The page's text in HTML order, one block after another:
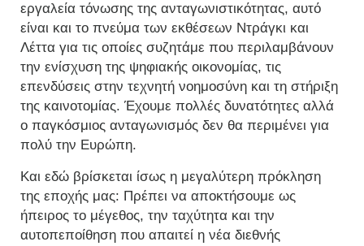
εργαλεία τόνωσης της ανταγωνιστικότητας, αυτό
είναι και το πνεύμα των εκθέσεων Ντράγκι και
Λέττα για τις οποίες συζητάμε που περιλαμβάνουν
την ενίσχυση της ψηφιακής οικονομίας, τις
επενδύσεις στην τεχνητή νοημοσύνη και τη στήριξη
της καινοτομίας. Έχουμε πολλές δυνατότητες αλλά
ο παγκόσμιος ανταγωνισμός δεν θα περιμένει για
πολύ την Ευρώπη.
Και εδώ βρίσκεται ίσως η μεγαλύτερη πρόκληση
της εποχής μας: Πρέπει να αποκτήσουμε ως
ήπειρος το μέγεθος, την ταχύτητα και την
αυτοπεποίθηση που απαιτεί η νέα διεθνής